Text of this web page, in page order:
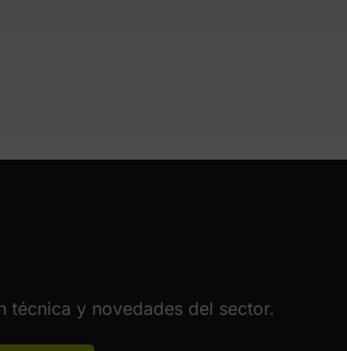
técnica y novedades del sector.